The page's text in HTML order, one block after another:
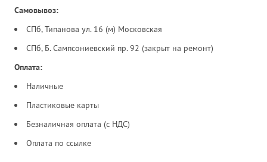
Самовывоз:
СПб, Типанова ул. 16 (м) Московская
СПб, Б. Сампсониевский пр. 92 (закрыт на ремонт)
Оплата:
Наличные
Пластиковые карты
Безналичная оплата (с НДС)
Оплата по ссылке